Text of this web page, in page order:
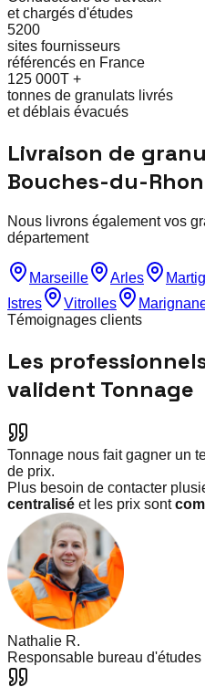
et chargés d'études
5200
sites fournisseurs
référencés en France
125 000T +
tonnes de granulats livrés
et déblais évacués
Livraison de
Bouches-du-
Nous livrons également vos
département
Marseille Arles
Istres
Vitrolles
Témoignages clients
Les
valident Tonnage
Tonnage nous fait gagner un
de prix.
Plus besoin de contacter
centralisé et les prix sont
Nathalie R.
Responsable bureau d'études